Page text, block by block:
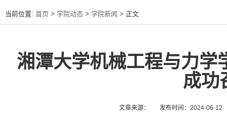
当前位置: 首页 > 学院动态 > 学院新闻 > 正文
湘潭大学机械工程与力学
成功
文章来源： 发布时间：2024-06-12